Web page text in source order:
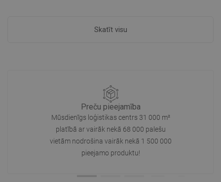
Skatīt visu
Preču pieejamība
Mūsdienīgs loģistikas centrs 31 000 m²
platībā ar vairāk nekā 68 000 palešu
vietām nodrošina vairāk nekā 1 500 000
pieejamo produktu!